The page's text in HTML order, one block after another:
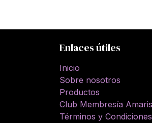
Enlaces útiles
Inicio
Sobre nosotros
Productos
Club Membresía Amaris
Términos y